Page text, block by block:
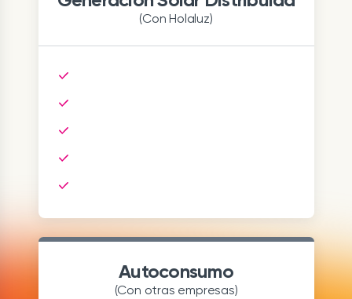
(Con Holaluz)
Autoconsumo
(Con otras empresas)